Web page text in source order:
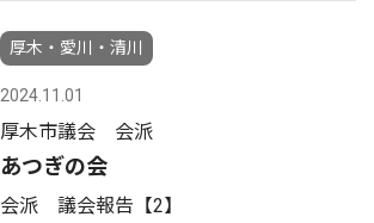
厚木・愛川・清川
2024.11.01
厚木市議会 会派
あつぎの会
会派 議会報告【2】